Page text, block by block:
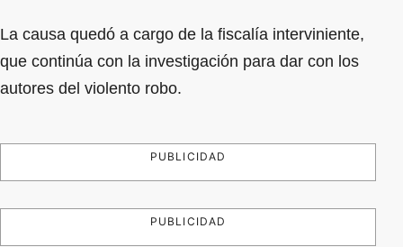
La causa quedó a cargo de la fiscalía interviniente,
que continúa con la investigación para dar con los
autores del violento robo.
PUBLICIDAD
PUBLICIDAD